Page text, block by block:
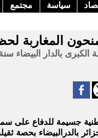
سياسة مجتمع
المغاربة
بالدار البيضاء سنة
جسيمة للدفاع على